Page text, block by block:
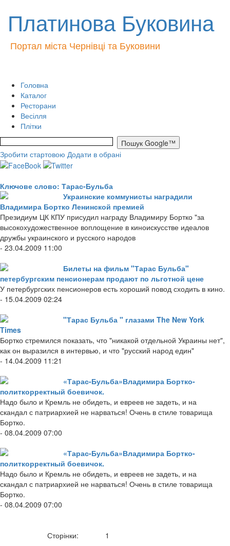
Платинова Буковина
Портал міста Чернівці та Буковини
Головна
Каталог
Ресторани
Весілля
Плітки
Зробити стартовою Додати в обрані
Ключове слово: Тарас-Бульба
Украинские коммунисты наградили
Владимира Бортко Ленинской премией
Президиум ЦК КПУ присудил награду Владимиру Бортко "за
высокохудожественное воплощение в киноискусстве идеалов
дружбы украинского и русского народов
- 23.04.2009 11:00
Билеты на фильм "Тарас Бульба"
петербургским пенсионерам продают по льготной цене
У петербургских пенсионеров есть хороший повод сходить в кино.
- 15.04.2009 02:24
"Тарас Бульба " глазами The New York
Times
Бортко стремился показать, что "никакой отдельной Украины нет",
как он выразился в интервью, и что "русский народ един"
- 14.04.2009 11:21
«Тарас-Бульба»Владимира Бортко-
политкорректный боевичок.
Надо было и Кремль не обидеть, и евреев не задеть, и на
скандал с патриархией не нарваться! Очень в стиле товарища
Бортко.
- 08.04.2009 07:00
«Тарас-Бульба»Владимира Бортко-
политкорректный боевичок.
Надо было и Кремль не обидеть, и евреев не задеть, и на
скандал с патриархией не нарваться! Очень в стиле товарища
Бортко.
- 08.04.2009 07:00
Сторінки: 1